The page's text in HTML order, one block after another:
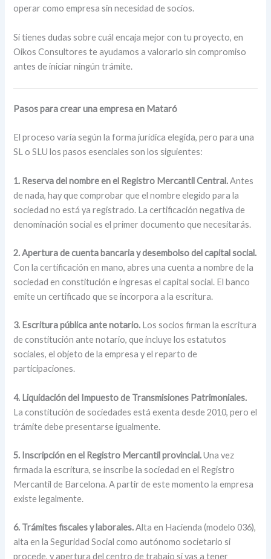
operar como empresa sin necesidad de socios.
Si tienes dudas sobre cuál encaja mejor con tu proyecto, en
Oikos Consultores te ayudamos a valorarlo sin compromiso
antes de iniciar ningún trámite.
Pasos para crear una empresa en Mataró
El proceso varía según la forma jurídica elegida, pero para una
SL o SLU los pasos esenciales son los siguientes:
1. Reserva del nombre en el Registro Mercantil Central.Antes
de nada, hay que comprobar que el nombre elegido para la
sociedad no está ya registrado. La certificación negativa de
denominación social es el primer documento que necesitarás.
2. Apertura de cuenta bancaria y desembolso del capital social.
Con la certificación en mano, abres una cuenta a nombre de la
sociedad en constitución e ingresas el capital social. El banco
emite un certificado que se incorpora a la escritura.
3. Escritura pública ante notario. Los socios firman la escritura
de constitución ante notario, que incluye los estatutos
sociales, el objeto de la empresa y el reparto de
participaciones.
4. Liquidación del Impuesto de Transmisiones Patrimoniales.
La constitución de sociedades está exenta desde 2010, pero el
trámite debe presentarse igualmente.
5. Inscripción en el Registro Mercantil provincial.Una vez
firmada la escritura, se inscribe la sociedad en el Registro
Mercantil de Barcelona. A partir de este momento la empresa
existe legalmente.
6. Trámites fiscales y laborales.Alta en Hacienda (modelo 036),
alta en la Seguridad Social como autónomo societario si
procede, y apertura del centro de trabajo si vas a tener